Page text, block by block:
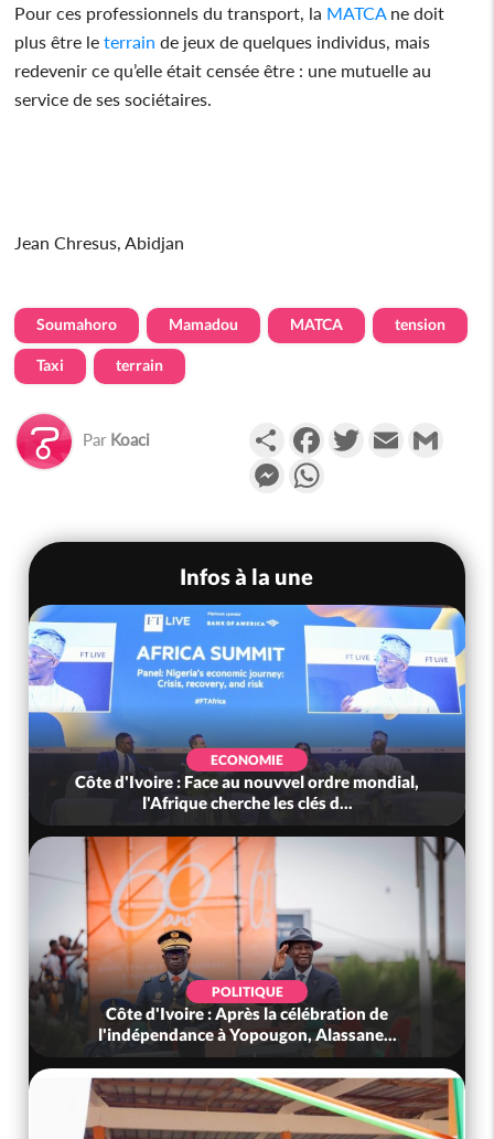
Pour ces professionnels du transport, la MATCA ne doit
plus être leterrain de jeux de quelques individus, mais
redevenir ce qu’elle était censée être : une mutuelle au
service de ses sociétaires.
Jean Chresus, Abidjan
Soumahoro Mamadou MATCA tension
Taxi terrain
Par Koaci PartagerFacebookTwitterEmail
Messenger
Infos à la une
ECONOMIE
Côte d'Ivoire : Face au nouvvel ordre mondial,
l'Afrique cherche les clés d...
POLITIQUE
Côte d'Ivoire : Après la célébration de
l'indépendance à Yopougon, Alassane...